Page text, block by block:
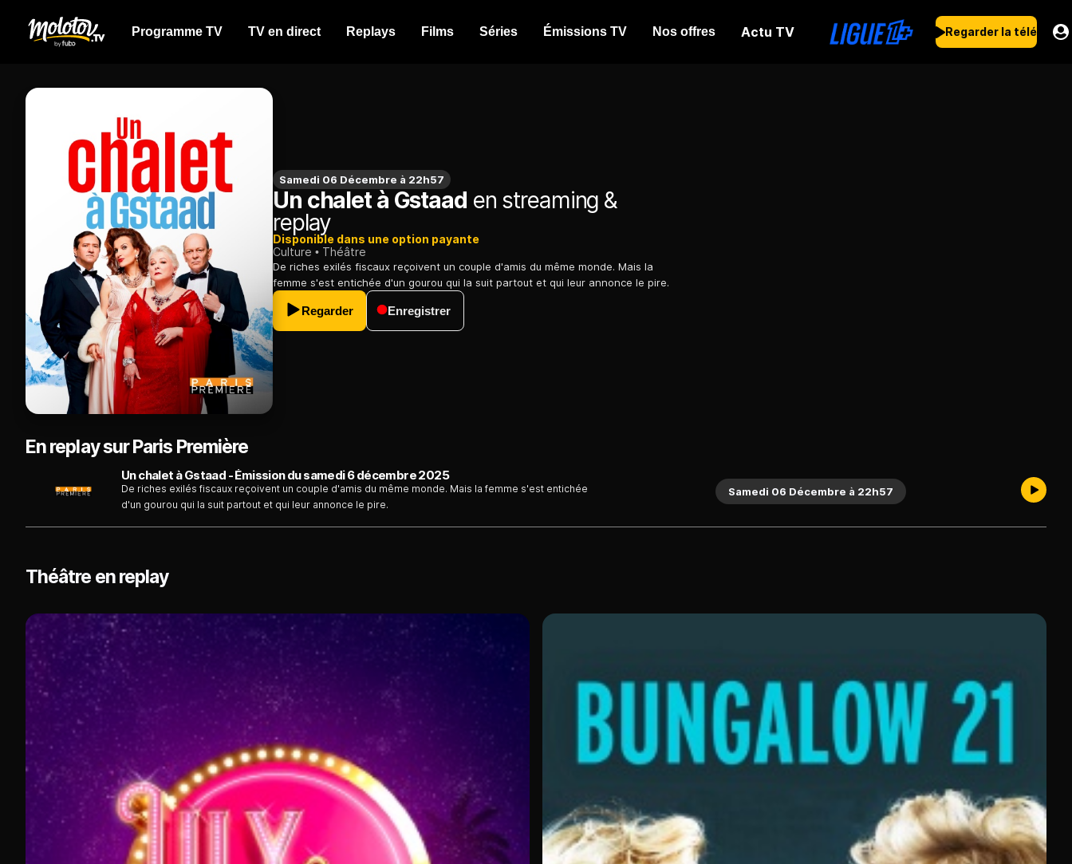
Programme TV TV en direct Replays Films Séries Émissions TV Nos offres Actu TV Regarder la télé
Samedi 06 Décembre à 22h57
Un chalet à Gstaad en streaming &
replay
Disponible dans une option payante
Culture
Théâtre
De riches exilés fiscaux reçoivent un couple d'amis du même monde. Mais la
femme s'est entichée d'un gourou qui la suit partout et qui leur annonce le pire.
Regarder Enregistrer
En replay sur Paris Première
Un chalet à Gstaad - Émission du samedi 6 décembre 2025
De riches exilés fiscaux reçoivent un couple d'amis du même monde. Mais la femme s'est entichée
d'un gourou qui la suit partout et qui leur annonce le pire.
Samedi 06 Décembre à 22h57
Théâtre en replay